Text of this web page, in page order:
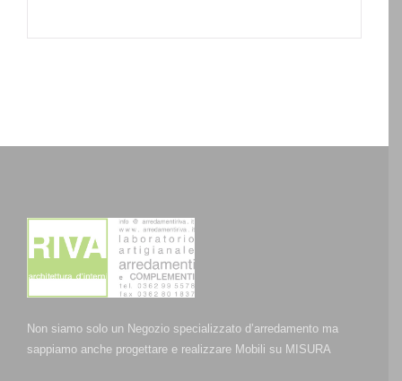
Non siamo solo un Negozio specializzato d’arredamento ma
sappiamo anche progettare e realizzare Mobili su MISURA